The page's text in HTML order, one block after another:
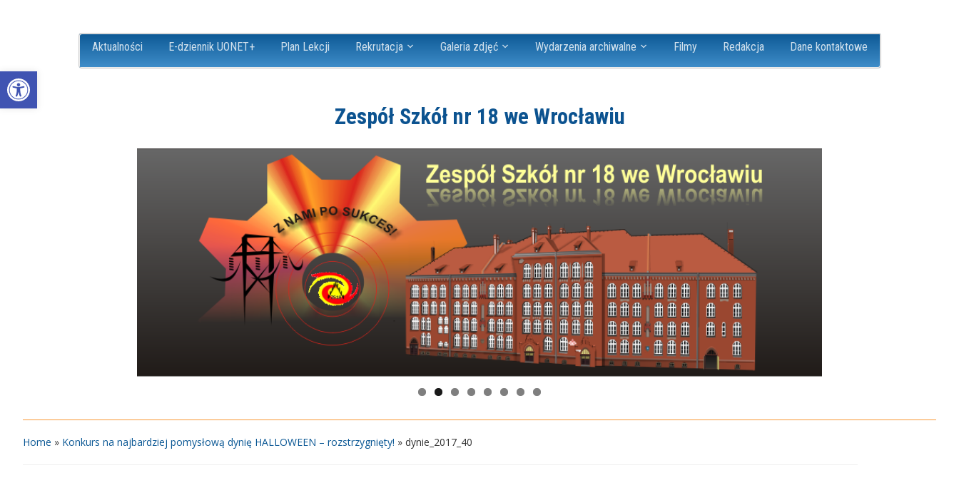
Open toolbar
Aktualności E-dziennik UONET+ Plan Lekcji Rekrutacja Galeria zdjęć Wydarzenia archiwalne Filmy Redakcja Dane kontaktowe
Zespół Szkół nr 18 we Wrocławiu
Home » Konkurs na najbardziej pomysłową dynię HALLOWEEN – rozstrzygnięty! » dynie_2017_40